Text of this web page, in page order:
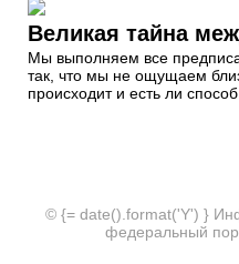
Великая тайна
Мы выполняем все
так, что мы не ощущаем
происходит и есть ли
© {= date().format('Y') }
федеральный